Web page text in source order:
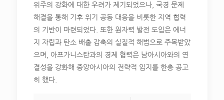
위주의 강화에 대한 우려가 제기되었으나, 국경 문제
해결을 통해 기후 위기 공동 대응을 비롯한 지역 협력
의 기반이 마련되었다. 또한 원자력 발전 도입은 에너
지 자립과 탄소 배출 감축의 실질적 해법으로 주목받았
으며, 아프가니스탄과의 경제 협력은 남아시아와의 연
결성을 강화해 중앙아시아의 전략적 입지를 한층 공고
히 했다.